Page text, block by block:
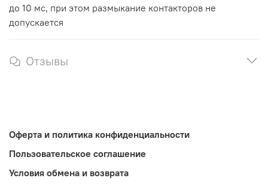
до 10 мс, при этом размыкание контакторов не
допускается
Отзывы
Оферта и политика конфиденциальности
Пользовательское соглашение
Условия обмена и возврата